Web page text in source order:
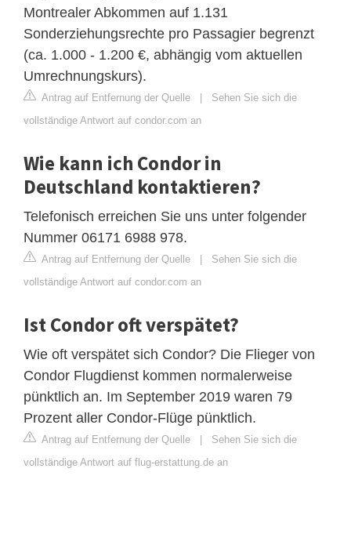
Montrealer Abkommen auf 1.131
Sonderziehungsrechte pro Passagier begrenzt
(ca. 1.000 - 1.200 €, abhängig vom aktuellen
Umrechnungskurs).
Antrag auf Entfernung der Quelle | Sehen Sie sich die
vollständige Antwort auf condor.com an
Wie kann ich Condor in
Deutschland kontaktieren?
Telefonisch erreichen Sie uns unter folgender
Nummer 06171 6988 978.
Antrag auf Entfernung der Quelle | Sehen Sie sich die
vollständige Antwort auf condor.com an
Ist Condor oft verspätet?
Wie oft verspätet sich Condor? Die Flieger von
Condor Flugdienst kommen normalerweise
pünktlich an. Im September 2019 waren 79
Prozent aller Condor-Flüge pünktlich.
Antrag auf Entfernung der Quelle | Sehen Sie sich die
vollständige Antwort auf flug-erstattung.de an